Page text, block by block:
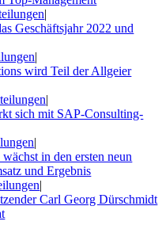
|
Geschäftsjahr 2022 und
|
wird Teil der Allgeier
|
sich mit SAP-Consulting-
|
in den ersten neun
und Ergebnis
|
Carl Georg Dürschmidt